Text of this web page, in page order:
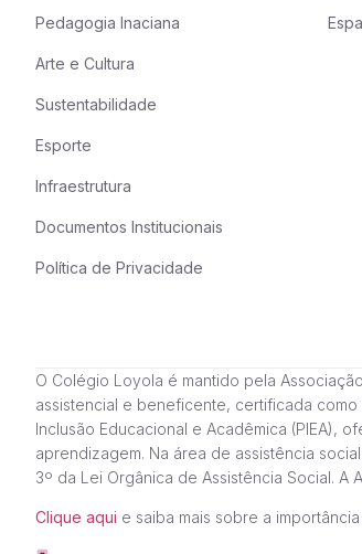
Pedagogia Inaciana
Arte e Cultura
Sustentabilidade
Esporte
Infraestrutura
Documentos Institucionais
Política de Privacidade
O Colégio Loyola é mantido pela
assistencial e beneficente, certificada
Inclusão Educacional e Acadêmica (PIEA),
aprendizagem. Na área de assistência
3º da Lei Orgânica de Assistência Social. A
Clique aqui e saiba mais sobre a